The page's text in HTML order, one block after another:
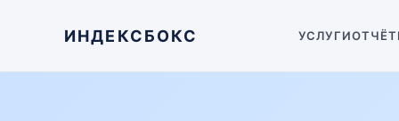
ИНДЕКСБОКС УСЛУГИ